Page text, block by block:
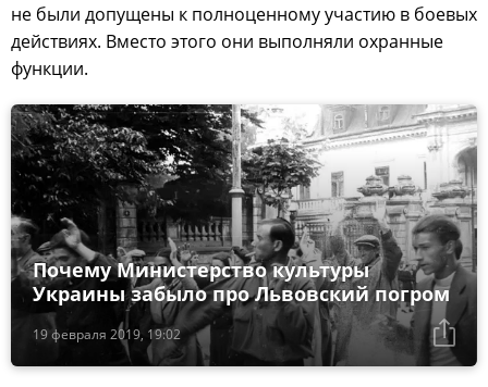
не были допущены к полноценному участию в боевых
действиях. Вместо этого они выполняли охранные
функции.
19 февраля 2019, 19:02
Почему Министерство культуры
Украины забыло про Львовский погром